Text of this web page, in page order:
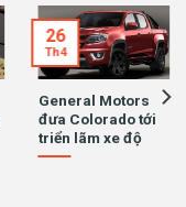
General Motors
đưa Colorado tới
triển lãm xe độ
26
Th4